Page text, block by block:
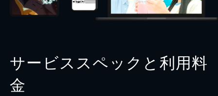
サービススペックと利用料
金